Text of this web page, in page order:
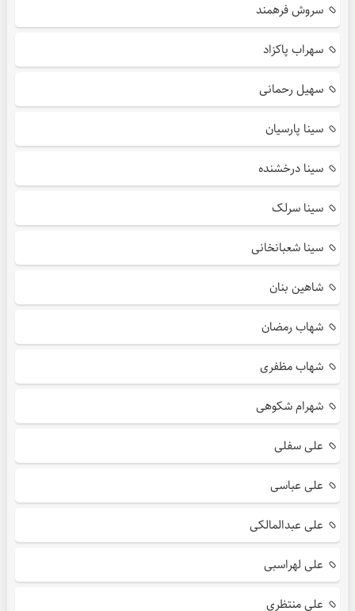
سروش فرهمند
سهراب پاکزاد
سهیل رحمانی
سینا پارسیان
سینا درخشنده
سینا سرلک
سینا شعبانخانی
شاهین بنان
شهاب رمضان
شهاب مظفری
شهرام شکوهی
علی سفلی
علی عباسی
علی عبدالمالکی
علی لهراسبی
علی منتظری